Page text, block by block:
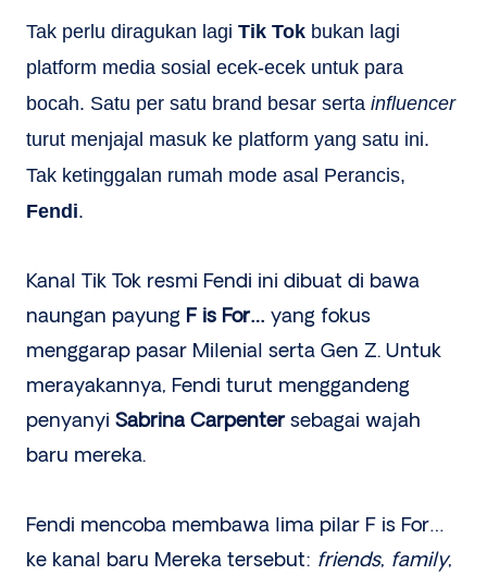
Tak perlu diragukan lagi Tik Tok bukan lagi
platform media sosial ecek-ecek untuk para
bocah. Satu per satu brand besar serta influencer
turut menjajal masuk ke platform yang satu ini.
Tak ketinggalan rumah mode asal Perancis,
Fendi.
Kanal Tik Tok resmi Fendi ini dibuat di bawa
naungan payung F is For… yang fokus
menggarap pasar Milenial serta Gen Z. Untuk
merayakannya, Fendi turut menggandeng
penyanyi Sabrina Carpentersebagai wajah
baru mereka.
Fendi mencoba membawa lima pilar F is For…
ke kanal baru Mereka tersebut: friends, family,